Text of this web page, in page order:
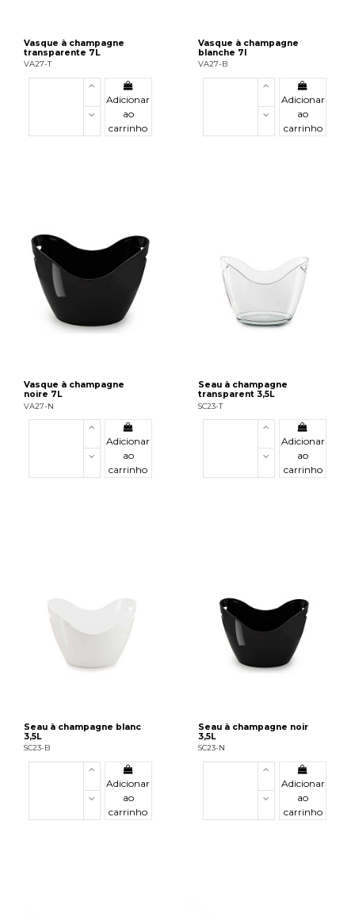
Vasque à champagne
transparente 7L
VA27-T
Adicionar
ao
carrinho
Vasque à champagne
blanche 7l
VA27-B
Adicionar
ao
carrinho
Vasque à champagne
noire 7L
VA27-N
Adicionar
ao
carrinho
Seau à champagne
transparent 3,5L
SC23-T
Adicionar
ao
carrinho
Seau à champagne blanc
3,5L
SC23-B
Adicionar
ao
carrinho
Seau à champagne noir
3,5L
SC23-N
Adicionar
ao
carrinho